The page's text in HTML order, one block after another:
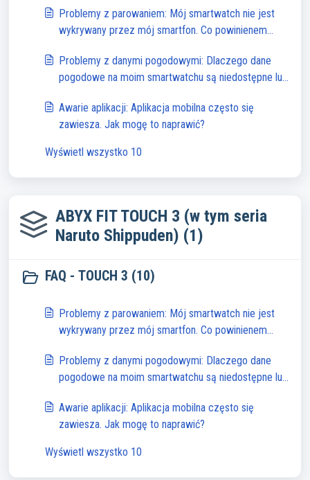
Problemy z parowaniem: Mój smartwatch nie jest
wykrywany przez mój smartfon. Co powinienem
Problemy z danymi pogodowymi: Dlaczego dane
pogodowe na moim smartwatchu są niedostępne lub
Awarie aplikacji: Aplikacja mobilna często się
zawiesza. Jak mogę to naprawić?
Wyświetl wszystko 10
ABYX FIT TOUCH 3 (w tym seria
Naruto Shippuden) (1)
FAQ - TOUCH 3 (10)
Problemy z parowaniem: Mój smartwatch nie jest
wykrywany przez mój smartfon. Co powinienem
Problemy z danymi pogodowymi: Dlaczego dane
pogodowe na moim smartwatchu są niedostępne lub
Awarie aplikacji: Aplikacja mobilna często się
zawiesza. Jak mogę to naprawić?
Wyświetl wszystko 10